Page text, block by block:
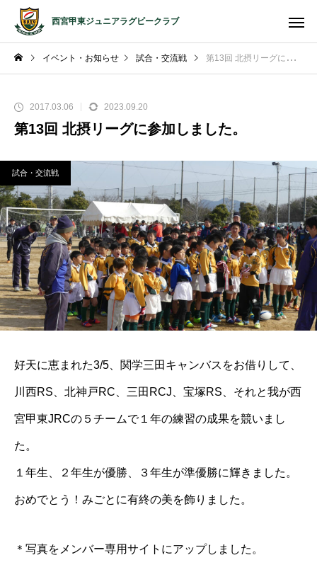
西宮甲東ジュニアラグビークラブ
イベント・お知らせ 試合・交流戦 第13回 北摂リーグに参加しました。
2017.03.06 2023.09.20
第13回 北摂リーグに参加しました。
試合・交流戦
好天に恵まれた3/5、関学三田キャンバスをお借りして、
川西RS、北神戸RC、三田RCJ、宝塚RS、それと我が西
宮甲東JRCの５チームで１年の練習の成果を競いまし
た。
１年生、２年生が優勝、３年生が準優勝に輝きました。
おめでとう！みごとに有終の美を飾りました。
＊写真をメンバー専用サイトにアップしました。